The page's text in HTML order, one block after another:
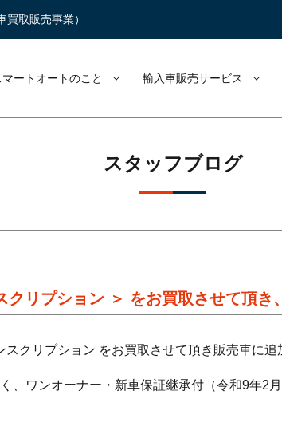
取販売事業）
マートオートのこと 輸入車販売サービス
スタッフブログ
クリプション ＞ をお買取させて頂き
クリプション をお買取させて頂き販売車に追
、ワンオーナー・新車保証継承付（令和9年2